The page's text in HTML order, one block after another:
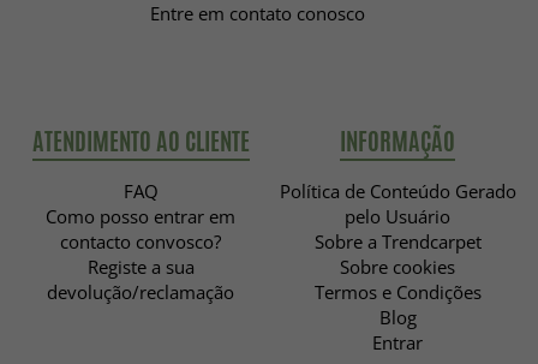
Entre em contato conosco
ATENDIMENTO AO CLIENTE
FAQ
Como posso entrar em
contacto convosco?
Registe a sua
devolução/reclamação
INFORMAÇÃO
Política de Conteúdo Gerado
pelo Usuário
Sobre a Trendcarpet
Sobre cookies
Termos e Condições
Blog
Entrar